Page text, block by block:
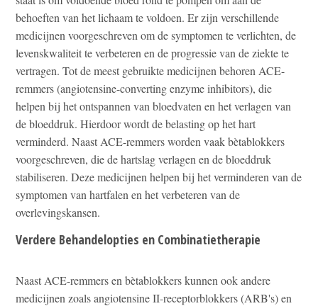
behoeften van het lichaam te voldoen. Er zijn verschillende
medicijnen voorgeschreven om de symptomen te verlichten, de
levenskwaliteit te verbeteren en de progressie van de ziekte te
vertragen. Tot de meest gebruikte medicijnen behoren ACE-
remmers (angiotensine-converting enzyme inhibitors), die
helpen bij het ontspannen van bloedvaten en het verlagen van
de bloeddruk. Hierdoor wordt de belasting op het hart
verminderd. Naast ACE-remmers worden vaak bètablokkers
voorgeschreven, die de hartslag verlagen en de bloeddruk
stabiliseren. Deze medicijnen helpen bij het verminderen van de
symptomen van hartfalen en het verbeteren van de
overlevingskansen.
Verdere Behandelopties en Combinatietherapie
Naast ACE-remmers en bètablokkers kunnen ook andere
medicijnen zoals angiotensine II-receptorblokkers (ARB's) en